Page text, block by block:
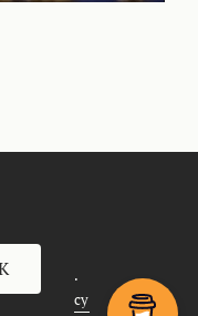
Reserved.
Agency